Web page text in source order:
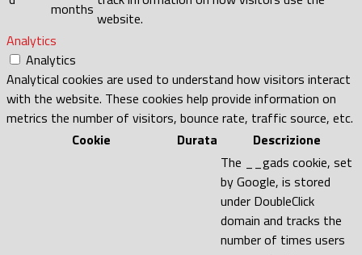
months website.
Analytics
Analytics
Analytical cookies are used to understand how visitors interact
with the website. These cookies help provide information on
metrics the number of visitors, bounce rate, traffic source, etc.
Cookie
Durata Descrizione
The __gads cookie, set
by Google, is stored
under DoubleClick
domain and tracks the
number of times users